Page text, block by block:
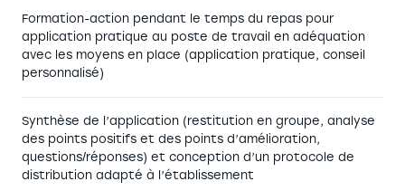
Formation-action pendant le temps du repas pour
application pratique au poste de travail en adéquation
avec les moyens en place (application pratique, conseil
personnalisé)
Synthèse de l’application (restitution en groupe, analyse
des points positifs et des points d’amélioration,
questions/réponses) et conception d’un protocole de
distribution adapté à l’établissement